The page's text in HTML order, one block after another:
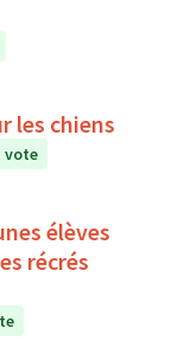
les chiens
vote
élèves
récrés